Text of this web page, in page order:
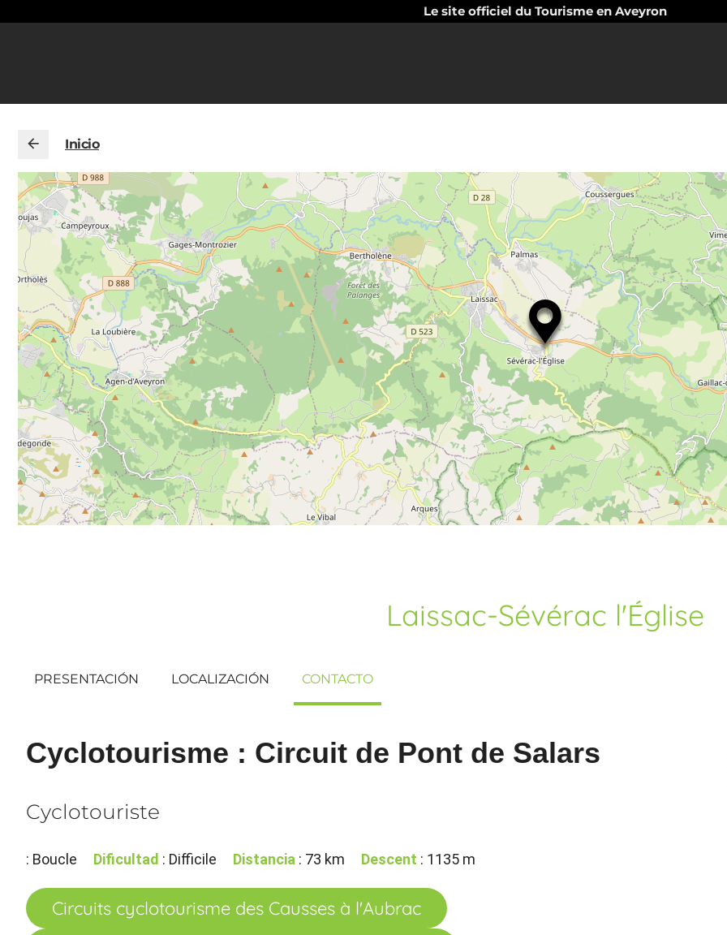
Le site officiel du Tourisme en Aveyron
Inicio
Laissac-Sévérac l'Église
PRESENTACIÓN LOCALIZACIÓN CONTACTO
Cyclotourisme : Circuit de Pont de Salars
Cyclotouriste
: Boucle Dificultad : Difficile Distancia : 73 km Descent : 1135 m
Circuits cyclotourisme des Causses à l'Aubrac